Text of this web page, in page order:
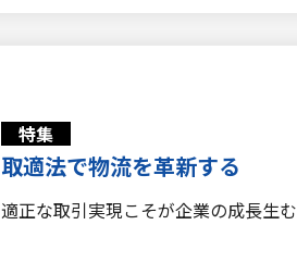
特集
取適法で物流を革新する
適正な取引実現こそが企業の成長生む